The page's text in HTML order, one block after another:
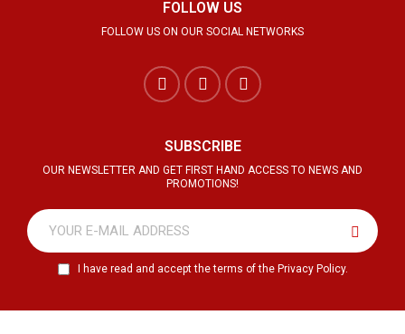
FOLLOW US
FOLLOW US ON OUR SOCIAL NETWORKS
SUBSCRIBE
OUR NEWSLETTER AND GET FIRST HAND ACCESS TO NEWS AND
PROMOTIONS!
I have read and accept the terms of the Privacy Policy.